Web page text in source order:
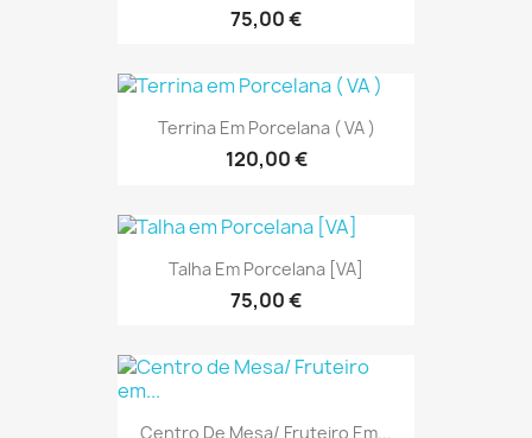
75,00 €
Terrina Em Porcelana ( VA )
120,00 €
Talha Em Porcelana [VA]
75,00 €
Centro De Mesa/ Fruteiro Em...